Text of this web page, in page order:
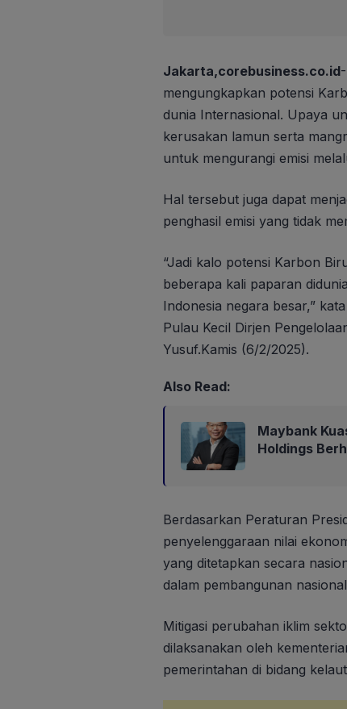
Jakarta,corebusiness.co.id
mengungkapkan potensi
dunia Internasional. Upaya
kerusakan lamun serta
untuk mengurangi emisi
Hal tersebut juga dapat
penghasil emisi yang tidak
“Jadi kalo potensi Karbon
beberapa kali paparan
Indonesia negara besar,”
Pulau Kecil Dirjen
Yusuf.Kamis (6/2/2025).
Also Read:
Maybank
Holdings
Berdasarkan Peraturan
penyelenggaraan nilai
yang ditetapkan secara
dalam pembangunan
Mitigasi perubahan iklim
dilaksanakan oleh
pemerintahan di bidang